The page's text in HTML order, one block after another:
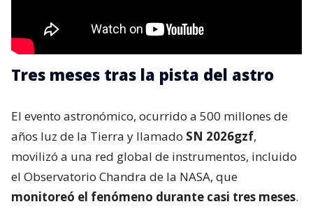
Tres meses tras la pista del astro
El evento astronómico, ocurrido a 500 millones de
años luz de la Tierra y llamado SN 2026gzf,
movilizó a una red global de instrumentos, incluido
el Observatorio Chandra de la NASA, que
monitoreó el fenómeno durante casi tres meses.